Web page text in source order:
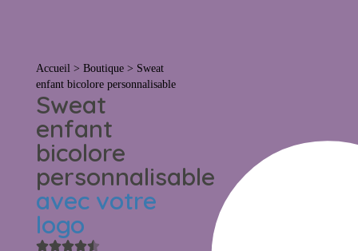
Accueil> Boutique> Sweat
enfant bicolore personnalisable
Sweat
enfant
bicolore
personnalisable
avec votre
logo